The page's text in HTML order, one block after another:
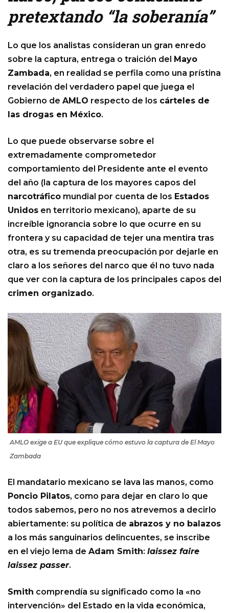
pretextando “la soberanía”
Lo que los analistas consideran un gran enredo
sobre la captura, entrega o traición del Mayo
Zambada, en realidad se perfila como una prístina
revelación del verdadero papel que juega el
Gobierno de AMLO respecto de los cárteles de
las drogas en México.
Lo que puede observarse sobre el
extremadamente comprometedor
comportamiento del Presidente ante el evento
del año (la captura de los mayores capos del
narcotráfico mundial por cuenta de los Estados
Unidos en territorio mexicano), aparte de su
increíble ignorancia sobre lo que ocurre en su
frontera y su capacidad de tejer una mentira tras
otra, es su tremenda preocupación por dejarle en
claro a los señores del narco que él no tuvo nada
que ver con la captura de los principales capos del
crimen organizado.
AMLO exige a EU que explique cómo estuvo la captura de El Mayo
Zambada
El mandatario mexicano se lava las manos, como
Poncio Pilatos, como para dejar en claro lo que
todos sabemos, pero no nos atrevemos a decirlo
abiertamente: su política de abrazos y no balazos
a los más sanguinarios delincuentes, se inscribe
en el viejo lema de Adam Smith: laissez faire
laissez passer.
Smith comprendía su significado como la «no
intervención» del Estado en la vida económica,